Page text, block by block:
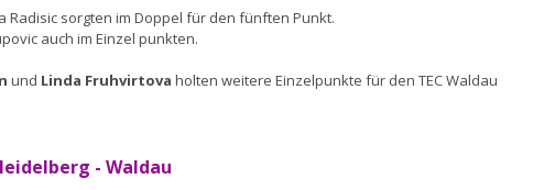
Radisic sorgten im Doppel für den fünften Punkt.
auch im Einzel punkten.
und Linda Fruhvirtova holten weitere Einzelpunkte für den TEC Waldau
- Waldau